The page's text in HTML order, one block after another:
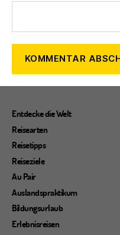
Entdecke die Welt
Reisearten
Reisetipps
Reiseziele
Au Pair
Auslandspraktikum
Bildungsurlaub
Erlebnisreisen